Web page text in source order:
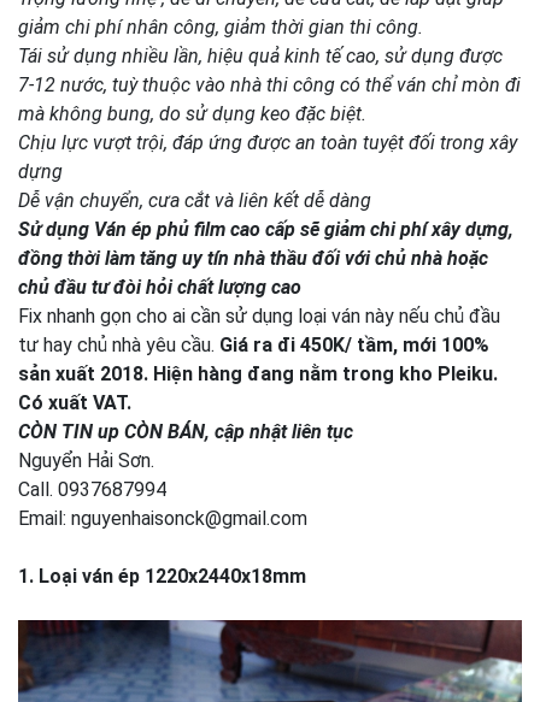
giảm chi phí nhân công, giảm thời gian thi công.
Tái sử dụng nhiều lần, hiệu quả kinh tế cao, sử dụng được
7-12 nước, tuỳ thuộc vào nhà thi công có thể ván chỉ mòn đi
mà không bung, do sử dụng keo đặc biệt.
Chịu lực vượt trội, đáp ứng được an toàn tuyệt đối trong xây
dựng
Dễ vận chuyển, cưa cắt và liên kết dễ dàng
Sử dụng Ván ép phủ film cao cấp sẽ giảm chi phí xây dựng,
đồng thời làm tăng uy tín nhà thầu đối với chủ nhà hoặc
chủ đầu tư đòi hỏi chất lượng cao
Fix nhanh gọn cho ai cần sử dụng loại ván này nếu chủ đầu
tư hay chủ nhà yêu cầu. Giá ra đi 450K/ tầm, mới 100%
sản xuất 2018. Hiện hàng đang nằm trong kho Pleiku.
Có xuất VAT.
CÒN TIN up CÒN BÁN, cập nhật liên tục
Nguyển Hải Sơn.
Call. 0937687994
Email: nguyenhaisonck@gmail.com
1. Loại ván ép 1220x2440x18mm